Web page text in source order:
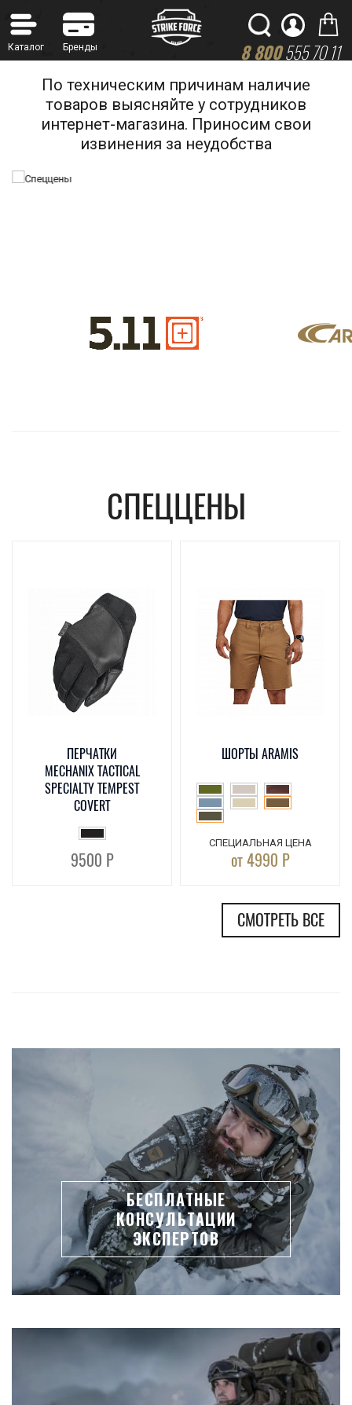
8 800555 70 11
По техническим причинам наличие
товаров выясняйте у сотрудников
интернет-магазина. Приносим свои
извинения за неудобства
СПЕЦЦЕНЫ
ПЕРЧАТКИ
MECHANIX TACTICAL
SPECIALTY TEMPEST
COVERT
9500 Р
ШОРТЫ ARAMIS
СПЕЦИАЛЬНАЯ ЦЕНА
от 4990 Р
СМОТРЕТЬ ВСЕ
БЕСПЛАТНЫЕ
КОНСУЛЬТАЦИИ
ЭКСПЕРТОВ